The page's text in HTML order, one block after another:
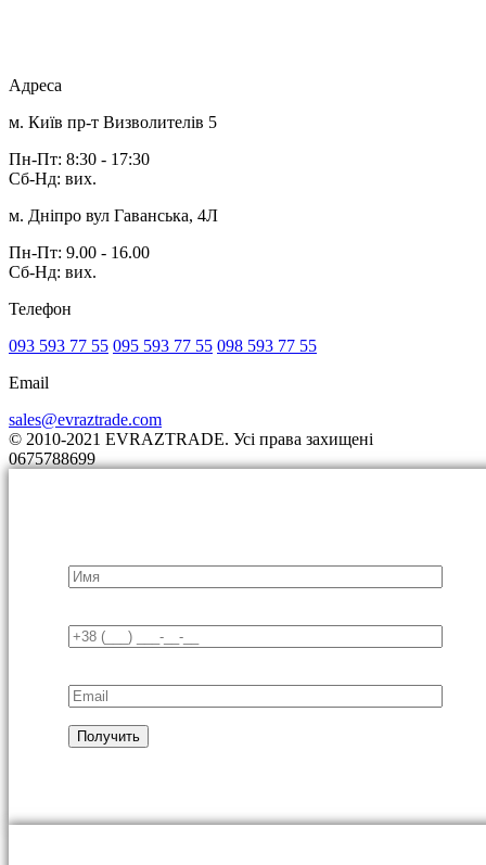
Адреса
м. Київ пр-т Визволителів 5
Пн-Пт: 8:30 - 17:30
Сб-Нд: вих.
м. Дніпро вул Гаванська, 4Л
Пн-Пт: 9.00 - 16.00
Сб-Нд: вих.
Телефон
093 593 77 55 095 593 77 55 098 593 77 55
Email
sales@evraztrade.com
© 2010-2021 EVRAZTRADE. Усі права захищені
0675788699